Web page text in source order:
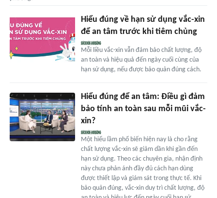
Hiểu đúng về hạn sử dụng vắc-xin
để an tâm trước khi tiêm chủng
Mỗi liều vắc-xin vẫn đảm bảo chất lượng, độ
an toàn và hiệu quả đến ngày cuối cùng của
hạn sử dụng, nếu được bảo quản đúng cách.
Hiểu đúng để an tâm: Điều gì đảm
bảo tính an toàn sau mỗi mũi vắc-
xin?
Một hiểu lầm phổ biến hiện nay là cho rằng
chất lượng vắc-xin sẽ giảm dần khi gần đến
hạn sử dụng. Theo các chuyên gia, nhận định
này chưa phản ánh đầy đủ cách hạn dùng
được thiết lập và giám sát trong thực tế. Khi
bảo quản đúng, vắc-xin duy trì chất lượng, độ